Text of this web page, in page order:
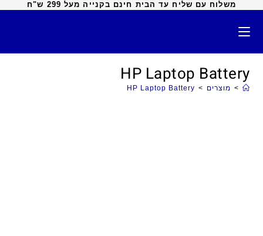
משלוח עם שליח עד הבית חינם בקנייה מעל 299 ש"ח
HP Laptop Battery
> מוצרים >
HP Laptop Battery